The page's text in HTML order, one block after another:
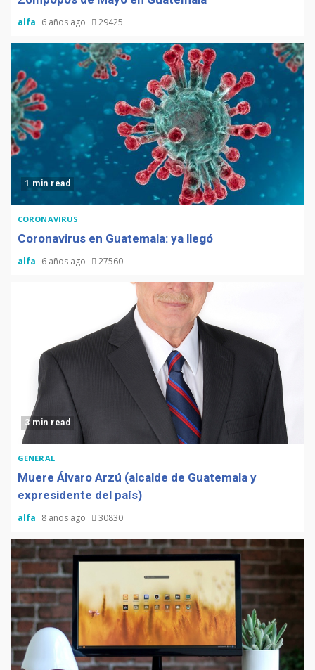
alfa 6 años ago 29425
1 min read
CORONAVIRUS
Coronavirus en Guatemala: ya llegó
alfa 6 años ago 27560
3 min read
GENERAL
Muere Álvaro Arzú (alcalde de Guatemala y
expresidente del país)
alfa 8 años ago 30830